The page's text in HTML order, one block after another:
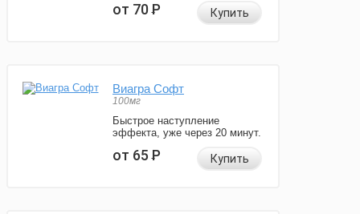
от 70Р Купить
Виагра Софт
100мг
Быстрое наступление
эффекта, уже через 20 минут.
от 65Р Купить